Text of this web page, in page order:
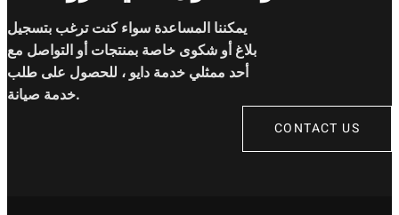
يمكننا المساعدة سواء كنت ترغب بتسجيل
بلاغ أو شكوى خاصة بمنتجات أو التواصل مع
أحد ممثلي خدمة دايو ، للحصول على طلب
خدمة صيانة.
CONTACT US